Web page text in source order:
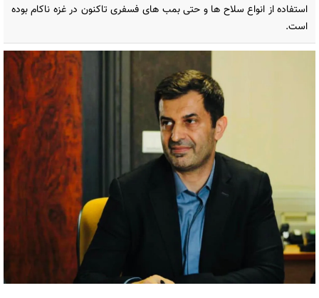
استفاده از انواع سلاح ها و حتی بمب های فسفری تاکنون در غزه ناکام بوده
است.